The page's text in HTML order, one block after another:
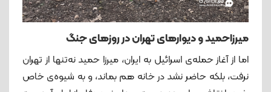
میرزاحمید و دیوارهای تهران در روزهای جنگ
اما از آغاز حمله‌ی اسرائیل به ایران، میرزا حمید نه‌تنها از تهران
نرفت، بلکه حاضر نشد در خانه هم بماند، و به شیوه‌ی خاص